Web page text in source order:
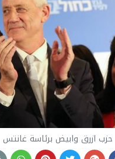
حزب ازرق وابيض برئاسة غانتس